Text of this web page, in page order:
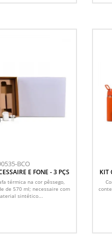
BCO
E FONE - 3 PÇS
térmica na cor pêssego,
de 570 ml; necessaire com
sintético...
KIT